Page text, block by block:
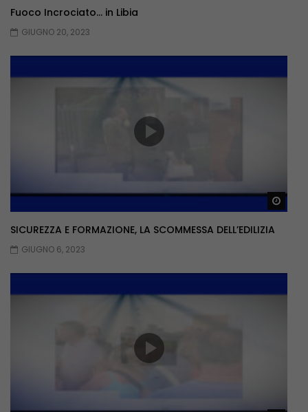
Fuoco Incrociato… in Libia
GIUGNO 20, 2023
SICUREZZA E FORMAZIONE, LA SCOMMESSA DELL’EDILIZIA
GIUGNO 6, 2023